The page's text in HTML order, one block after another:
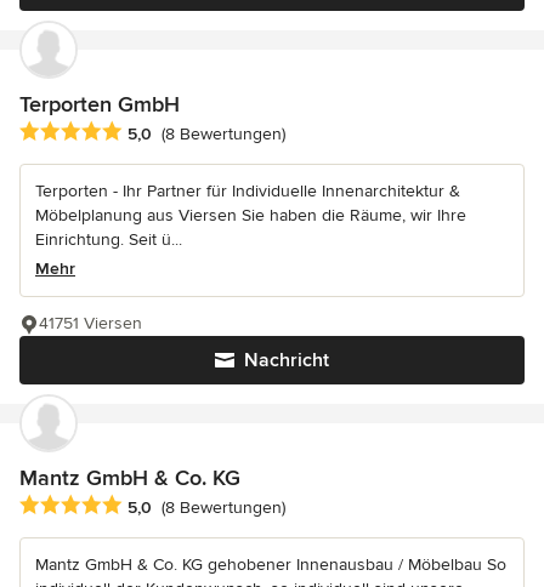
Terporten GmbH
Durchschnittliche Bewertung: 5 von 5 Sternen
5,0 (8 Bewertungen)
Terporten - Ihr Partner für Individuelle Innenarchitektur &
Möbelplanung aus Viersen Sie haben die Räume, wir Ihre
Einrichtung. Seit ü...
Mehr
Nachricht
41751 Viersen
Mantz GmbH & Co. KG
Durchschnittliche Bewertung: 5 von 5 Sternen
5,0 (8 Bewertungen)
Mantz GmbH & Co. KG gehobener Innenausbau / Möbelbau So